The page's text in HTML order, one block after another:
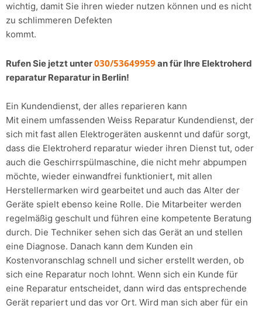
wichtig, damit Sie ihren wieder nutzen können und es nicht
zu schlimmeren Defekten
kommt.
Rufen Sie jetzt unter030/53649959 an für Ihre Elektroherd
reparatur Reparatur in Berlin!
Ein Kundendienst, der alles reparieren kann
Mit einem umfassenden Weiss Reparatur Kundendienst, der
sich mit fast allen Elektrogeräten auskennt und dafür sorgt,
dass die Elektroherd reparatur wieder ihren Dienst tut, oder
auch die Geschirrspülmaschine, die nicht mehr abpumpen
möchte, wieder einwandfrei funktioniert, mit allen
Herstellermarken wird gearbeitet und auch das Alter der
Geräte spielt ebenso keine Rolle. Die Mitarbeiter werden
regelmäßig geschult und führen eine kompetente Beratung
durch. Die Techniker sehen sich das Gerät an und stellen
eine Diagnose. Danach kann dem Kunden ein
Kostenvoranschlag schnell und sicher erstellt werden, ob
sich eine Reparatur noch lohnt. Wenn sich ein Kunde für
eine Reparatur entscheidet, dann wird das entsprechende
Gerät repariert und das vor Ort. Wird man sich aber für ein